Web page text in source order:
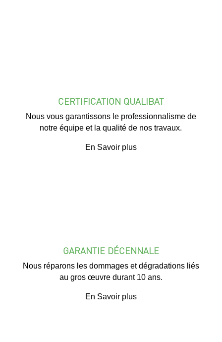
CERTIFICATION QUALIBAT
Nous vous garantissons le professionnalisme de
notre équipe et la qualité de nos travaux.
En Savoir plus
GARANTIE DÉCENNALE
Nous réparons les dommages et dégradations liés
au gros œuvre durant 10 ans.
En Savoir plus